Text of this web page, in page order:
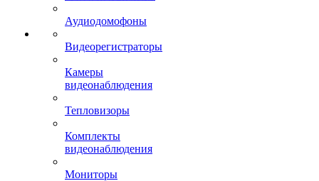
Аудиодомофоны
Видеорегистраторы
Камеры
видеонаблюдения
Тепловизоры
Комплекты
видеонаблюдения
Мониторы